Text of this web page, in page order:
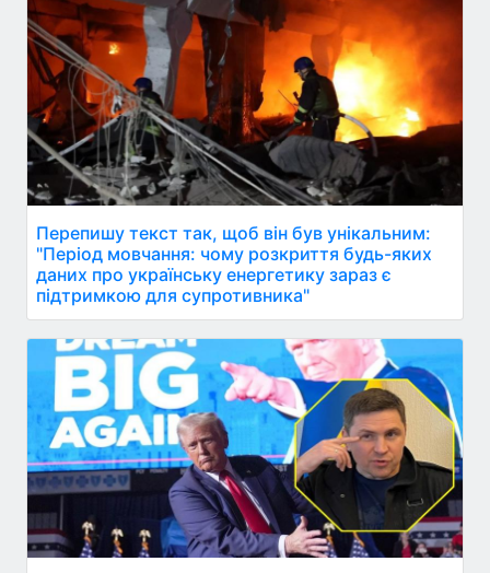
Перепишу текст так, щоб він був унікальним:
"Період мовчання: чому розкриття будь-яких
даних про українську енергетику зараз є
підтримкою для супротивника"